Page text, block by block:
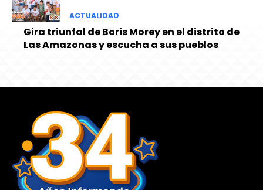
ACTUALIDAD
Gira triunfal de Boris Morey en el distrito de
Las Amazonas y escucha a sus pueblos